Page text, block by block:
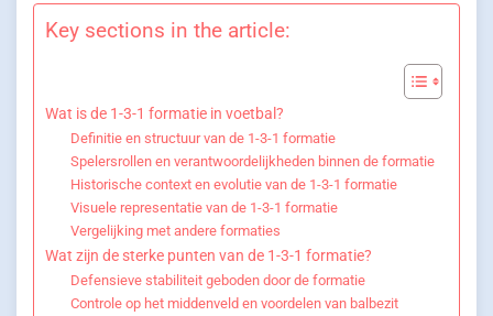
Key sections in the article:
Wat is de 1-3-1 formatie in voetbal?
Definitie en structuur van de 1-3-1 formatie
Spelersrollen en verantwoordelijkheden binnen de formatie
Historische context en evolutie van de 1-3-1 formatie
Visuele representatie van de 1-3-1 formatie
Vergelijking met andere formaties
Wat zijn de sterke punten van de 1-3-1 formatie?
Defensieve stabiliteit geboden door de formatie
Controle op het middenveld en voordelen van balbezit